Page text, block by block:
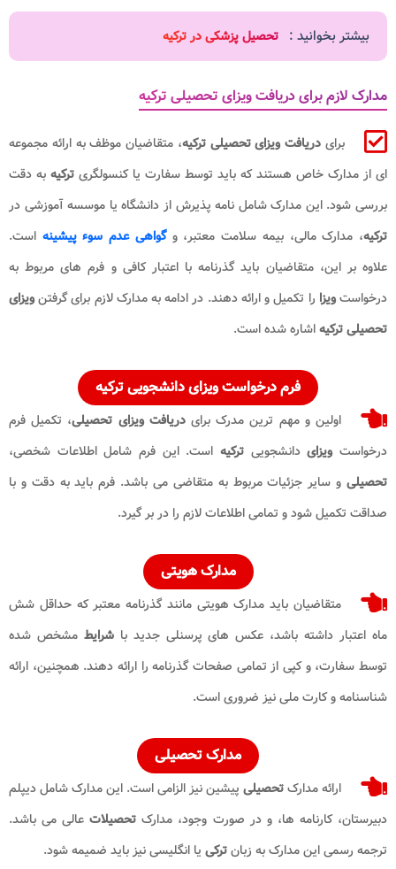
بیشتر بخوانید : تحصیل پزشکی در ترکیه
مدارک لازم برای دریافت ویزای تحصیلی ترکیه
برای دریافت ویزای تحصیلی ترکیه، متقاضیان موظف به ارائه مجموعه
ای از مدارک خاص هستند که باید توسط سفارت یا کنسولگری ترکیه به دقت
بررسی شود. این مدارک شامل نامه پذیرش از دانشگاه یا موسسه آموزشی در
ترکیه، مدارک مالی، بیمه سلامت معتبر، وگواهی عدم سوء پیشینه است.
علاوه بر این، متقاضیان باید گذرنامه با اعتبار کافی و فرم های مربوط به
درخواستویزا را تکمیل و ارائه دهند. در ادامه به مدارک لازم برای گرفتنویزای
تحصیلی ترکیهاشاره شده است.
فرم درخواست ویزای دانشجویی ترکیه
اولین و مهم ترین مدرک برایدریافت ویزای تحصیلی، تکمیل فرم
درخواست ویزایدانشجویی ترکیه است. این فرم شامل اطلاعات شخصی،
تحصیلی و سایر جزئیات مربوط به متقاضی می باشد. فرم باید به دقت و با
صداقت تکمیل شود و تمامی اطلاعات لازم را در بر گیرد.
مدارک هویتی
متقاضیان باید مدارک هویتی مانند گذرنامه معتبر که حداقل شش
ماه اعتبار داشته باشد، عکس های پرسنلی جدید باشرایطمشخص شده
توسط سفارت، و کپی از تمامی صفحات گذرنامه را ارائه دهند. همچنین، ارائه
شناسنامه و کارت ملی نیز ضروری است.
مدارک تحصیلی
ارائه مدارکتحصیلی پیشین نیز الزامی است. این مدارک شامل دیپلم
دبیرستان، کارنامه ها، و در صورت وجود، مدارک تحصیلات عالی می باشد.
ترجمه رسمی این مدارک به زبانترکی یا انگلیسی نیز باید ضمیمه شود.